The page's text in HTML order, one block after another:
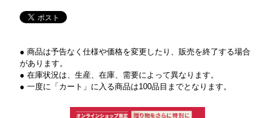
● 商品は予告なく仕様や価格を変更したり、販売を終了する場合
があります。
● 在庫状況は、生産、在庫、需要によって異なります。
● 一度に「カート」に入る商品は100品目までとなります。